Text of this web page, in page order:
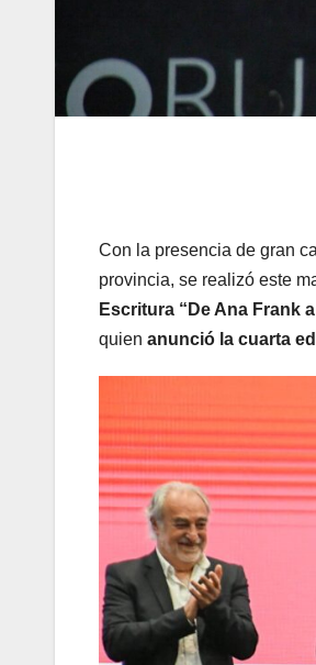
Con la presencia de gran
provincia, se realizó este
Escritura “De Ana Frank
quien anunció la cuarta